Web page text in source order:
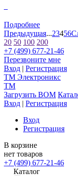
Подробнее
Предыдущая...23456
20 50 100 200
+7 (499) 677-21-46
Перезвоните мне
Вход | Регистрация
TM Электроникс
TM
Загрузить BOM
Вход | Регистрация
Вход
Регистрация
В корзине
нет товаров
+7 (499) 677-21-46
Каталог